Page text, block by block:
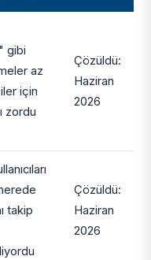
gibi
az
için
zordu
Çözüldü:
Haziran
2026
takip
Çözüldü:
Haziran
2026